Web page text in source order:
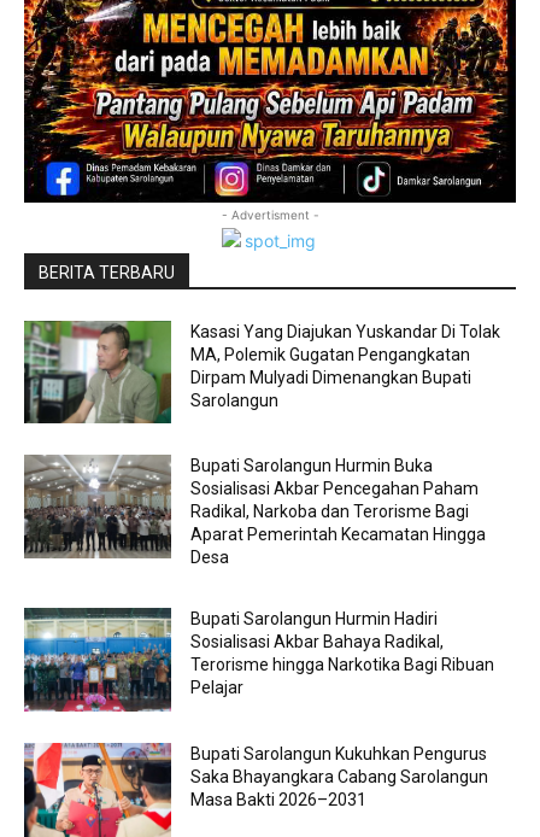
- Advertisment -
BERITA TERBARU
Kasasi Yang Diajukan Yuskandar Di Tolak
MA, Polemik Gugatan Pengangkatan
Dirpam Mulyadi Dimenangkan Bupati
Sarolangun
Bupati Sarolangun Hurmin Buka
Sosialisasi Akbar Pencegahan Paham
Radikal, Narkoba dan Terorisme Bagi
Aparat Pemerintah Kecamatan Hingga
Desa
Bupati Sarolangun Hurmin Hadiri
Sosialisasi Akbar Bahaya Radikal,
Terorisme hingga Narkotika Bagi Ribuan
Pelajar
Bupati Sarolangun Kukuhkan Pengurus
Saka Bhayangkara Cabang Sarolangun
Masa Bakti 2026–2031